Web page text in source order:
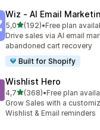
Wiz ‑ AI Email
5,0stelle su 5
(192)
192 recensioni totali
•Free plan
Drive sales via AI email
abandoned cart recovery
Built for Shopify
Wishlist Hero
4,7stelle su 5
(368)
368 recensioni totali
•Free plan
Grow Sales with a
Wishlist & Email reminders